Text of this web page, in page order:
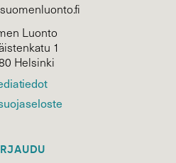
Luonto
1
Helsinki